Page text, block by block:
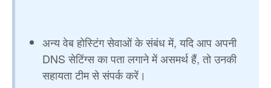
अन्य वेब होस्टिंग सेवाओं के संबंध में, यदि आप अपनी
DNS सेटिंग्स का पता लगाने में असमर्थ हैं, तो उनकी
सहायता टीम से संपर्क करें।